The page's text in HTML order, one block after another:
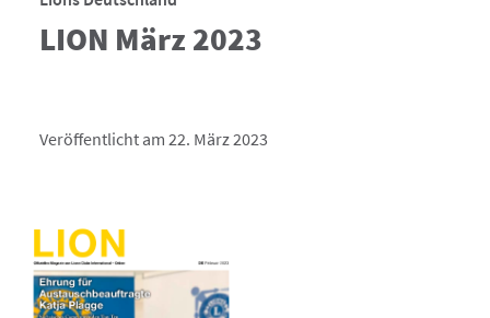
LION März 2023
Veröffentlicht am 22. März 2023